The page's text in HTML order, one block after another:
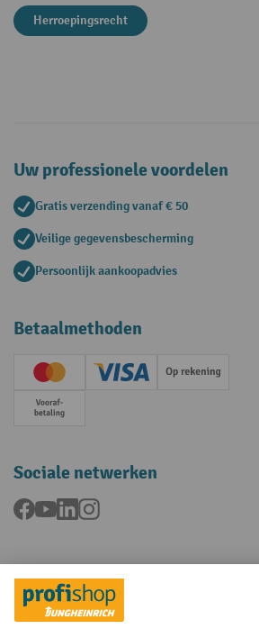
Herroepingsrecht
Uw professionele voordelen
Gratis verzending vanaf € 50
Veilige gegevensbescherming
Persoonlijk aankoopadvies
Betaalmethoden
Creditcard (Master)Creditcard (Visa)Op rekening
Vooruitbetaling
Sociale netwerken
Facebook
YouTubeLinkedInInstagram
Talen
FR NL